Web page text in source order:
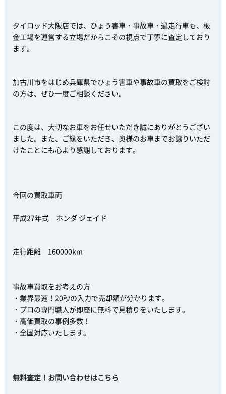
タイロッド大阪店では、ひょう害車・事故車・過走行車も、板
金工場を運営する立場だからこその視点で丁寧に査定しており
ます。
加古川市をはじめ兵庫県でひょう害車や事故車の買取をご検討
の方は、ぜひ一度ご相談ください。
この度は、大切なお車をお任せいただき誠にありがとうござい
ました。また、ご縁をいただき、奥様のお車までお譲りいただ
けたことにも心より感謝しております。
今回の買取車両
平成27年式 ホンダ ジェイド
走行距離 160000km
事故車買取をお考えの方
・業界最速！20秒の入力で売却額が分かります。
・プロの専門職人が即座に無料で見積りをいたします。
・高価買取の事例多数！
・全国対応いたします。
無料査定！お問い合わせはこちら